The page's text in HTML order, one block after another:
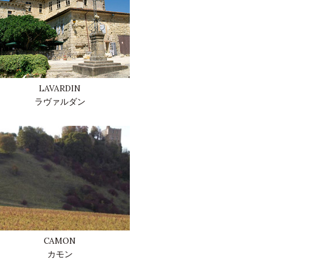
LAVARDIN
ラヴァルダン
CAMON
カモン